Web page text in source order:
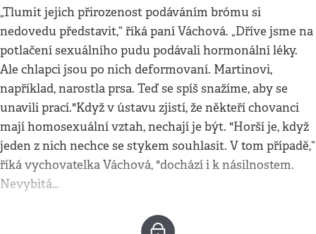
„Tlumit jejich přirozenost podáváním brómu si
nedovedu představit,“ říká paní Váchová. „Dříve jsme na
potlačení sexuálního pudu podávali hormonální léky.
Ale chlapci jsou po nich deformovaní. Martinovi,
například, narostla prsa. Teď se spíš snažíme, aby se
unavili prací."Když v ústavu zjistí, že někteří chovanci
mají homosexuální vztah, nechají je být. "Horší je, když
jeden z nich nechce se stykem souhlasit. V tom případě,“
říká vychovatelka Váchová, "dochází i k násilnostem.
Nevybitá…